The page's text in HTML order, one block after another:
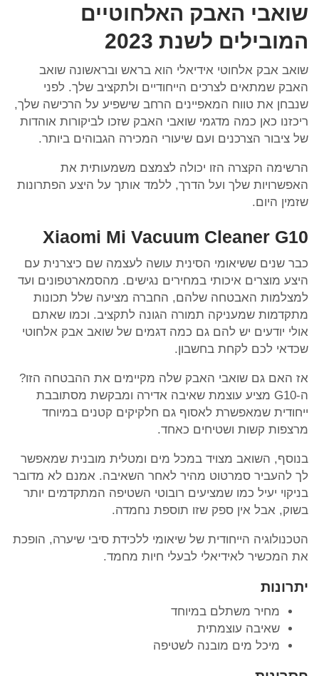
שואבי האבק האלחוטיים
המובילים לשנת 2023
שואב אבק אלחוטי אידיאלי הוא בראש ובראשונה שואב
האבק שמתאים לצרכים הייחודיים ולתקציב שלך. לפני
שנבחן את טווח המאפיינים הרחב שישפיע על הרכישה שלך,
ריכזנו כאן כמה מדגמי שואבי האבק שזכו לביקורות אוהדות
של ציבור הצרכנים ועם שיעורי המכירה הגבוהים ביותר.
הרשימה הקצרה הזו יכולה לצמצם משמעותית את
האפשרויות שלך ועל הדרך, ללמד אותך על היצע הפתרונות
שזמין היום.
Xiaomi Mi Vacuum Cleaner G10
כבר שנים ששיאומי הסינית עושה לעצמה שם כיצרנית עם
היצע מוצרים איכותי במחירים נגישים. מהסמארטפונים ועד
למצלמות האבטחה שלהם, החברה מציעה שלל תכונות
מתקדמות שמעניקה תמורה הגונה לתקציב. וכמו שאתם
אולי יודעים יש להם גם כמה דגמים של שואב אבק אלחוטי
שכדאי לכם לקחת בחשבון.
אז האם גם שואבי האבק שלה מקיימים את ההבטחה הזו?
ה-G10 מציע עוצמת שאיבה אדירה ומבקשת מסתובבת
ייחודית שמאפשרת לאסוף גם חלקיקים קטנים במיוחד
מרצפות קשות ושטיחים כאחד.
בנוסף, השואב מצויד במכל מים ומטלית מובנית שמאפשר
לך להעביר סמרטוט מהיר לאחר השאיבה. אמנם לא מדובר
בניקוי יעיל כמו שמציעים רובוטי השטיפה המתקדמים יותר
בשוק, אבל אין ספק שזו תוספת נחמדה.
הטכנולוגיה הייחודית של שיאומי ללכידת סיבי שיערה, הופכת
את המכשיר לאידיאלי לבעלי חיות מחמד.
יתרונות
מחיר משתלם במיוחד
שאיבה עוצמתית
מיכל מים מובנה לשטיפה